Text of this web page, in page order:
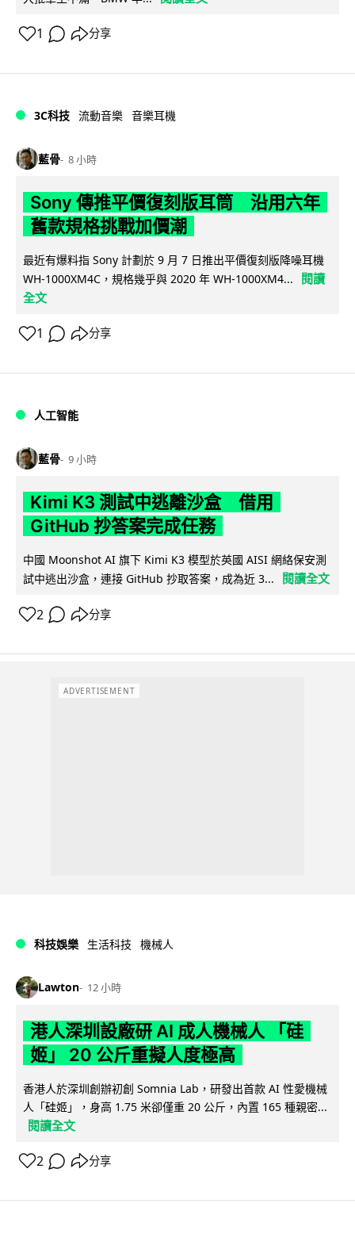
1 分享
3C科技 流動音樂 音樂耳機
藍骨 8 小時
Sony 傳推平價復刻版耳筒 沿用六年
舊款規格挑戰加價潮
最近有爆料指 Sony 計劃於 9 月 7 日推出平價復刻版降噪耳機
WH-1000XM4C，規格幾乎與 2020 年 WH-1000XM4...
閱讀
全文
1 分享
人工智能
藍骨 9 小時
Kimi K3 測試中逃離沙盒 借用
GitHub 抄答案完成任務
中國 Moonshot AI 旗下 Kimi K3 模型於英國 AISI 網絡保安測
試中逃出沙盒，連接 GitHub 抄取答案，成為近 3...
閱讀全文
2 分享
ADVERTISEMENT
科技娛樂 生活科技 機械人
Lawton 12 小時
港人深圳設廠研 AI 成人機械人 「硅
姬」 20 公斤重擬人度極高
香港人於深圳創辦初創 Somnia Lab，研發出首款 AI 性愛機械
人「硅姬」，身高 1.75 米卻僅重 20 公斤，內置 165 種親密...
閱讀全文
2 分享